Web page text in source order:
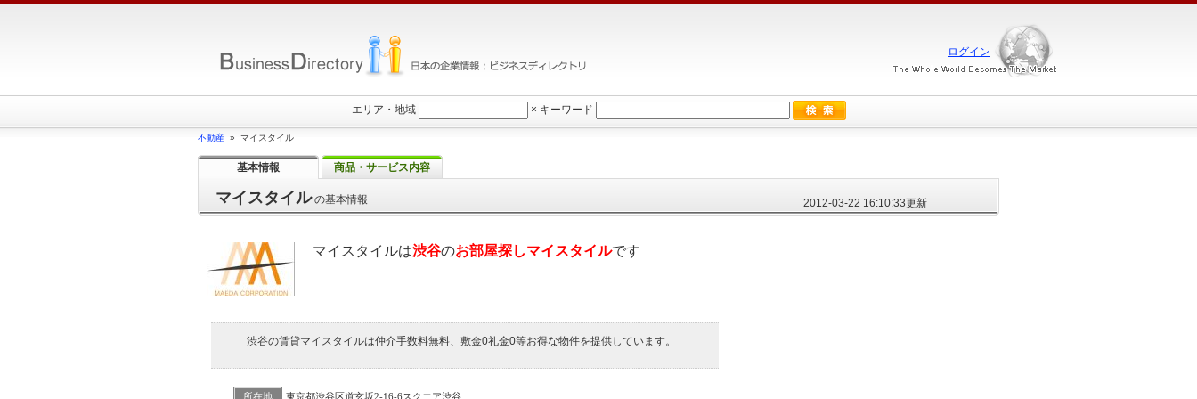
マイスタイルの基本情報 2012-03-22 16:10:33更新
マイスタイルは渋谷のお部屋探しマイスタイルです
渋谷の賃貸マイスタイルは仲介手数料無料、敷金0礼金0等お得な物件を提供しています。
所在地 東京都渋谷区道玄坂2-16-6スクエア渋谷
ログイン
エリア・地域 × キーワード
不動産 » マイスタイル
基本情報 商品・サービス内容